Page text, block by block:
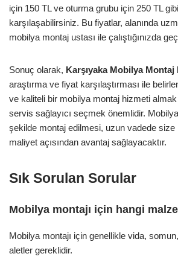
için 150 TL ve oturma grubu için 250 TL
karşılaşabilirsiniz. Bu fiyatlar, alanında
mobilya montaj ustası ile çalıştığınızda
Sonuç olarak, Karşıyaka Mobilya Montaj
araştırma ve fiyat karşılaştırması ile
ve kaliteli bir mobilya montaj hizmeti
servis sağlayıcı seçmek önemlidir.
şekilde montaj edilmesi, uzun vadede
maliyet açısından avantaj sağlayacaktır.
Sık Sorulan Sorular
Mobilya montajı için hangi
Mobilya montajı için genellikle vida,
aletler gereklidir.